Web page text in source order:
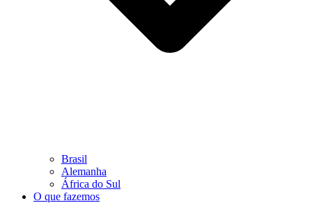
Brasil
Alemanha
África do Sul
O que fazemos